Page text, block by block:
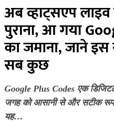
अब व्हाट्सएप
पुराना, आ गया
का जमाना, जाने
सब कुछ
Google Plus Codes एक
जगह को आसानी से और सटीक
यह…